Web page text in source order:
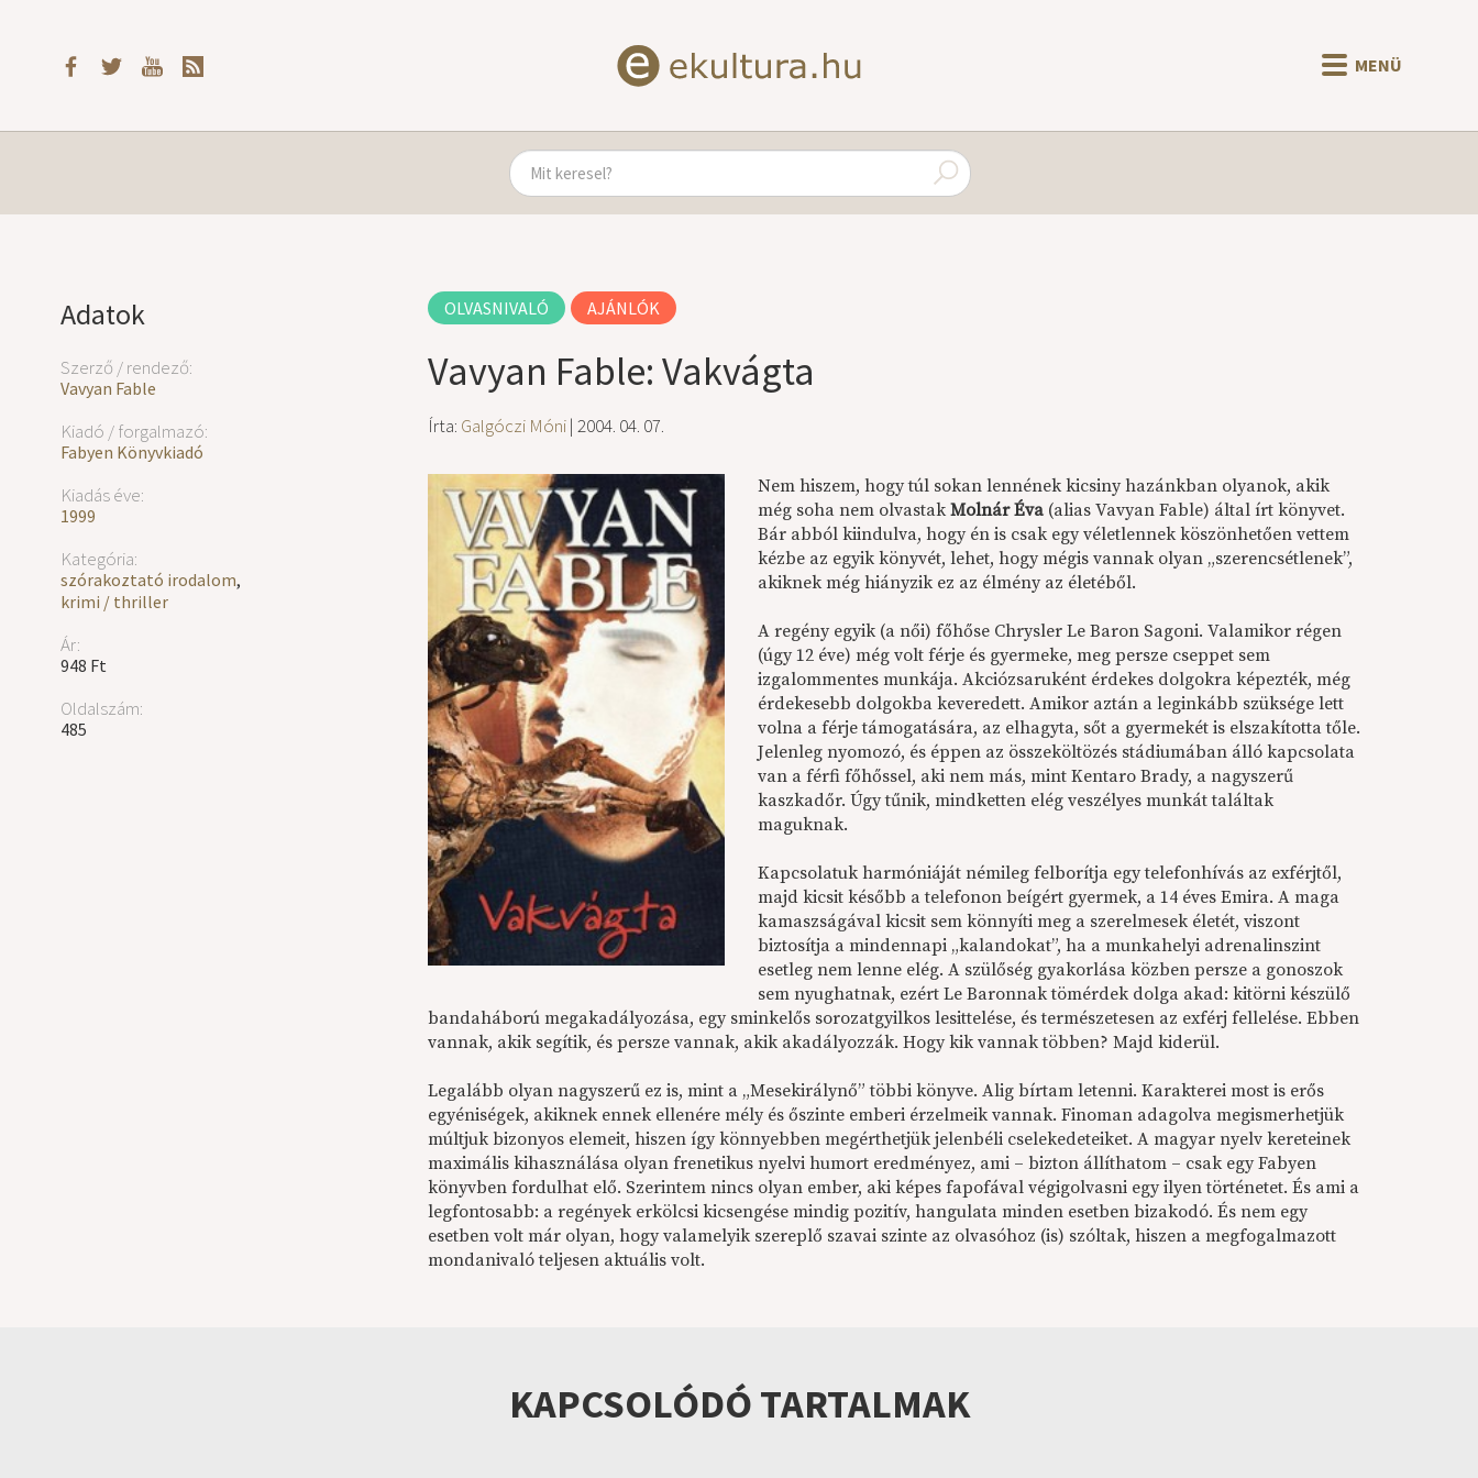
MENÜ
Adatok
Szerző / rendező:
Vavyan Fable
Kiadó / forgalmazó:
Fabyen Könyvkiadó
Kiadás éve:
1999
Kategória:
szórakoztató irodalom,
krimi / thriller
Ár:
948 Ft
Oldalszám:
485
OLVASNIVALÓ AJÁNLÓK
Vavyan Fable: Vakvágta
Írta: Galgóczi Móni| 2004. 04. 07.
Nem hiszem, hogy túl sokan lennének kicsiny hazánkban olyanok, akik
még soha nem olvastakMolnár Éva (alias Vavyan Fable) által írt könyvet.
Bár abból kiindulva, hogy én is csak egy véletlennek köszönhetően vettem
kézbe az egyik könyvét, lehet, hogy mégis vannak olyan „szerencsétlenek”,
akiknek még hiányzik ez az élmény az életéből.
A regény egyik (a női) főhőse Chrysler Le Baron Sagoni. Valamikor régen
(úgy 12 éve) még volt férje és gyermeke, meg persze cseppet sem
izgalommentes munkája. Akciózsaruként érdekes dolgokra képezték, még
érdekesebb dolgokba keveredett. Amikor aztán a leginkább szüksége lett
volna a férje támogatására, az elhagyta, sőt a gyermekét is elszakította tőle.
Jelenleg nyomozó, és éppen az összeköltözés stádiumában álló kapcsolata
van a férfi főhőssel, aki nem más, mint Kentaro Brady, a nagyszerű
kaszkadőr. Úgy tűnik, mindketten elég veszélyes munkát találtak
maguknak.
Kapcsolatuk harmóniáját némileg felborítja egy telefonhívás az exférjtől,
majd kicsit később a telefonon beígért gyermek, a 14 éves Emira. A maga
kamaszságával kicsit sem könnyíti meg a szerelmesek életét, viszont
biztosítja a mindennapi „kalandokat”, ha a munkahelyi adrenalinszint
esetleg nem lenne elég. A szülőség gyakorlása közben persze a gonoszok
sem nyughatnak, ezért Le Baronnak tömérdek dolga akad: kitörni készülő
bandaháború megakadályozása, egy sminkelős sorozatgyilkos lesittelése, és természetesen az exférj fellelése. Ebben
vannak, akik segítik, és persze vannak, akik akadályozzák. Hogy kik vannak többen? Majd kiderül.
Legalább olyan nagyszerű ez is, mint a „Mesekirálynő” többi könyve. Alig bírtam letenni. Karakterei most is erős
egyéniségek, akiknek ennek ellenére mély és őszinte emberi érzelmeik vannak. Finoman adagolva megismerhetjük
múltjuk bizonyos elemeit, hiszen így könnyebben megérthetjük jelenbéli cselekedeteiket. A magyar nyelv kereteinek
maximális kihasználása olyan frenetikus nyelvi humort eredményez, ami – bizton állíthatom – csak egy Fabyen
könyvben fordulhat elő. Szerintem nincs olyan ember, aki képes fapofával végigolvasni egy ilyen történetet. És ami a
legfontosabb: a regények erkölcsi kicsengése mindig pozitív, hangulata minden esetben bizakodó. És nem egy
esetben volt már olyan, hogy valamelyik szereplő szavai szinte az olvasóhoz (is) szóltak, hiszen a megfogalmazott
mondanivaló teljesen aktuális volt.
KAPCSOLÓDÓ TARTALMAK